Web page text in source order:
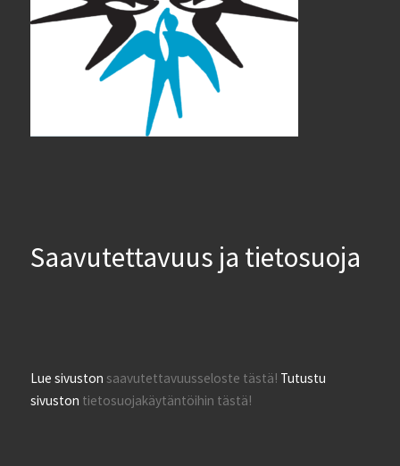
Saavutettavuus ja tietosuoja
Lue sivustonsaavutettavuusseloste tästä! Tutustu
sivuston tietosuojakäytäntöihin tästä!